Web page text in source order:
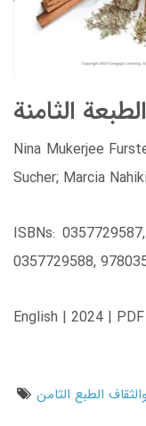
الثامنة
Nina Mukerjee
Sucher; Marcia
ISBNs:
0357729588,
English | 2024 | PDF
الطبع الثامن